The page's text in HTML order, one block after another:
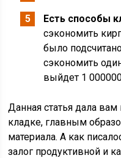
Есть способы
сэкономить
было
сэкономить
выйдет 1
Данная статья дала
кладке, главным
материала. А как
залог продуктивной и